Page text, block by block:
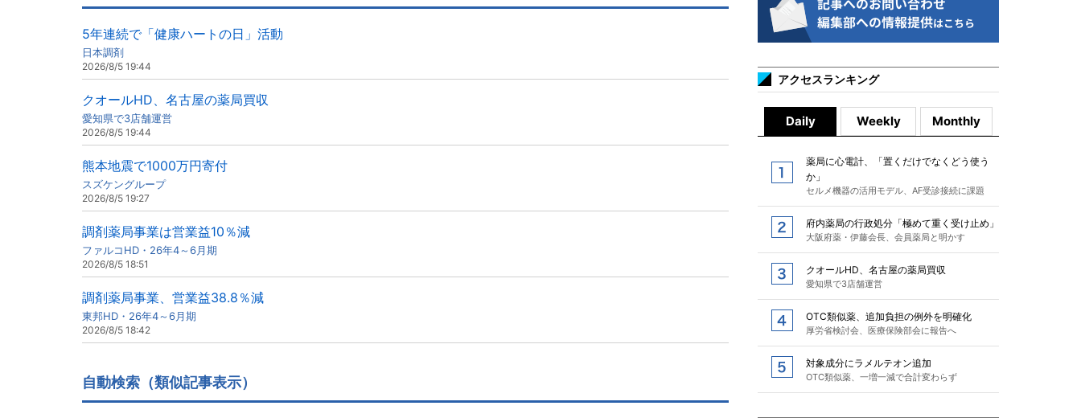
5年連続で「健康ハートの日」活動
日本調剤
2026/8/5 19:44
クオールHD、名古屋の薬局買収
愛知県で3店舗運営
2026/8/5 19:44
熊本地震で1000万円寄付
スズケングループ
2026/8/5 19:27
調剤薬局事業は営業益10％減
ファルコHD・26年4～6月期
2026/8/5 18:51
調剤薬局事業、営業益38.8％減
東邦HD・26年4～6月期
2026/8/5 18:42
自動検索（類似記事表示）
アクセスランキング
Daily Weekly Monthly
薬局に心電計、「置くだけでなくどう使う
か」
セルメ機器の活用モデル、AF受診接続に課題
府内薬局の行政処分「極めて重く受け止め」
大阪府薬・伊藤会長、会員薬局と明かす
クオールHD、名古屋の薬局買収
愛知県で3店舗運営
OTC類似薬、追加負担の例外を明確化
厚労省検討会、医療保険部会に報告へ
対象成分にラメルテオン追加
OTC類似薬、一増一減で合計変わらず